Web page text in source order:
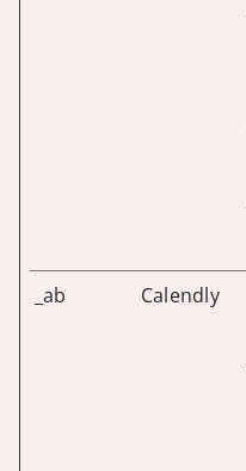
_ab Calendly